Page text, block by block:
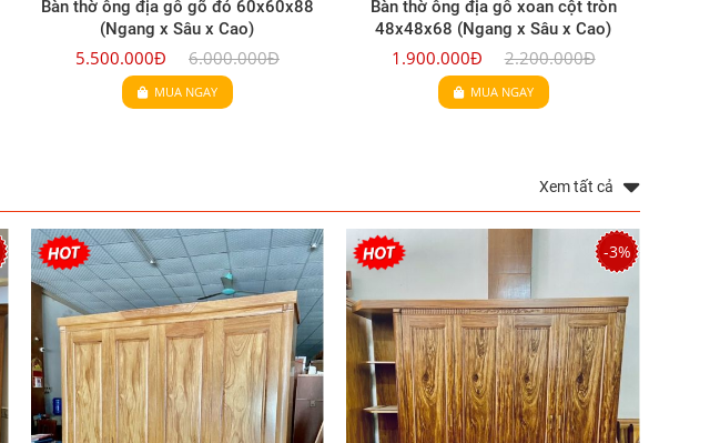
Bàn thờ ông địa gỗ gõ đỏ 60x60x88
(Ngang x Sâu x Cao)
5.500.000Đ 6.000.000Đ
MUA NGAY
Bàn thờ ông địa gỗ xoan cột tròn
48x48x68 (Ngang x Sâu x Cao)
1.900.000Đ 2.200.000Đ
MUA NGAY
Xem tất cả
-3%